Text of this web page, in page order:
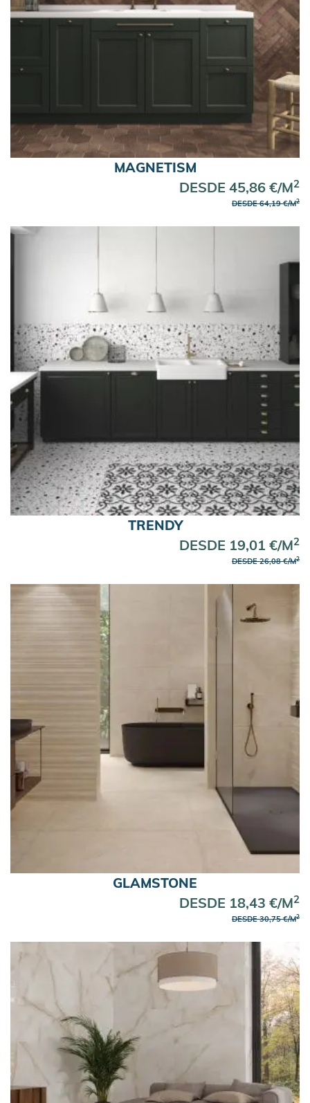
MAGNETISM
DESDE 45,86 €/M2
DESDE 64,19 €/M2
TRENDY
DESDE 19,01 €/M2
DESDE 26,08 €/M2
GLAMSTONE
DESDE 18,43 €/M2
DESDE 30,75 €/M2